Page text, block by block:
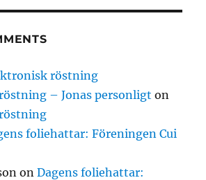
röstning
– Jonas personligt on
foliehattar: Föreningen Cui
onDagens foliehattar: